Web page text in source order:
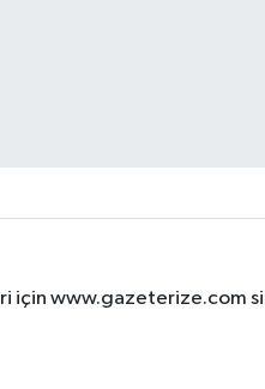
için www.gazeterize.com